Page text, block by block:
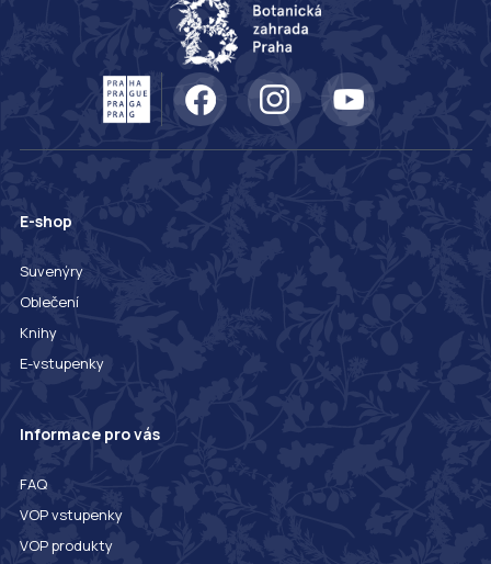
E-shop
Suvenýry
Oblečení
Knihy
E-vstupenky
Informace pro vás
FAQ
VOP vstupenky
VOP produkty